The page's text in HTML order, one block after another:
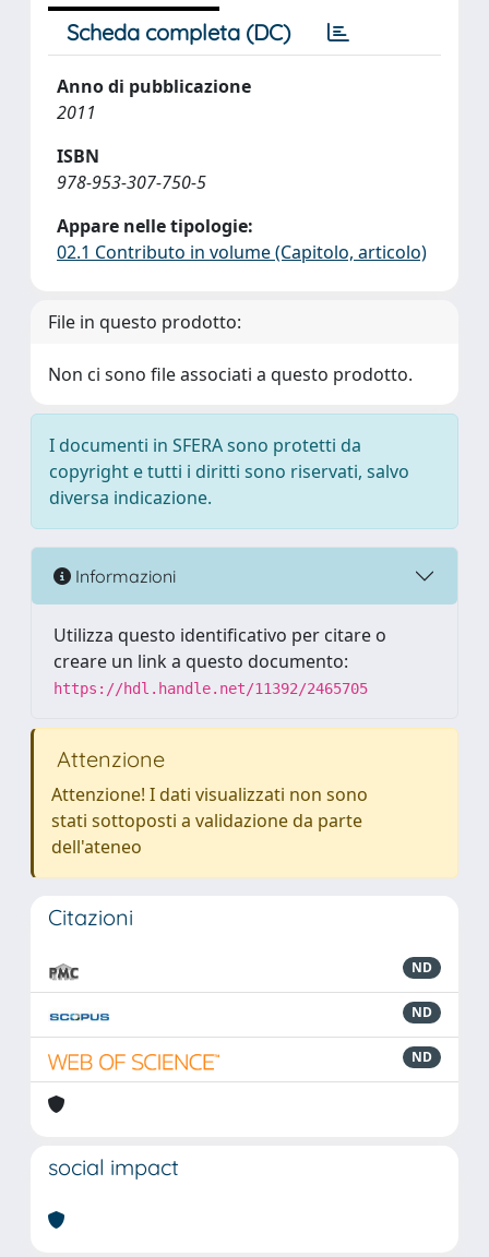
Scheda completa (DC)
Anno di pubblicazione
2011
ISBN
978-953-307-750-5
Appare nelle tipologie:
02.1 Contributo in volume (Capitolo, articolo)
File in questo prodotto:
Non ci sono file associati a questo prodotto.
I documenti in SFERA sono protetti da
copyright e tutti i diritti sono riservati, salvo
diversa indicazione.
Informazioni
Utilizza questo identificativo per citare o
creare un link a questo documento:
https://hdl.handle.net/11392/2465705
Attenzione
Attenzione! I dati visualizzati non sono
stati sottoposti a validazione da parte
dell'ateneo
Citazioni
ND
ND
ND
social impact